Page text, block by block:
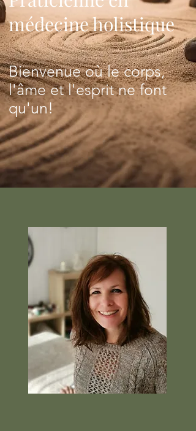
médecine holistique
Bienvenue où le corps,
l'âme et l'esprit ne font
qu'un!